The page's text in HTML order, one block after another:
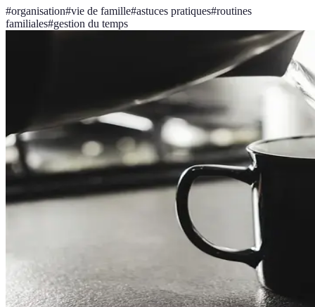
#organisation#vie de famille#astuces pratiques#routines
familiales#gestion du temps